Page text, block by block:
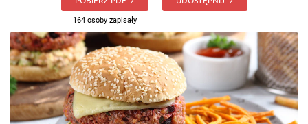
164 osoby zapisały